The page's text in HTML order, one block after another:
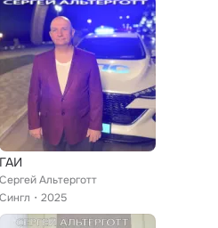
ГАИ
Сергей Альтерготт
Сингл
2025